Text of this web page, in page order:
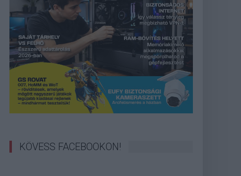
KÖVESS FACEBOOKON!